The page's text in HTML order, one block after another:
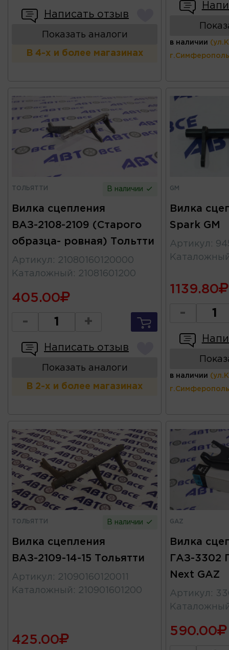
Написать отзыв
Показать аналоги
В 4-х и более магазинах
в наличии
ТОЛЬЯТТИ В наличии
Вилка сцепления
ВАЗ-2108-2109 (Старого
образца- ровная) Тольтти
Артикул : 21080160120000
Каталожный : 21081601200
405.00
- +
Написать отзыв
Показать аналоги
В 2-х и более магазинах
GM
Вилка
Spark GM
Артикул :
1139.80
-
в наличии
ТОЛЬЯТТИ В наличии
Вилка сцепления
ВАЗ-2109-14-15 Тольятти
Артикул : 21090160120011
Каталожный : 210901601200
425.00
GAZ
Вилка
ГАЗ-3302
Next GAZ
Артикул :
590.00